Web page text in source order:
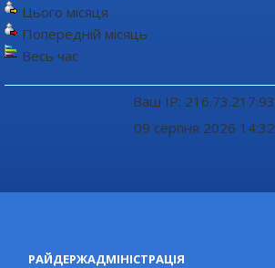
Цього місяця
Попередній місяць
Весь час
Ваш IP: 216.73.217.93
09 серпня 2026 14:32
РАЙДЕРЖАДМІНІСТРАЦІЯ